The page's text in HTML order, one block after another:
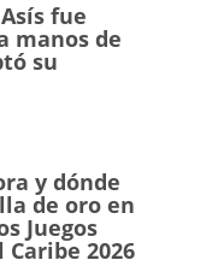
fue
manos de
su
y dónde
de oro en
Juegos
2026